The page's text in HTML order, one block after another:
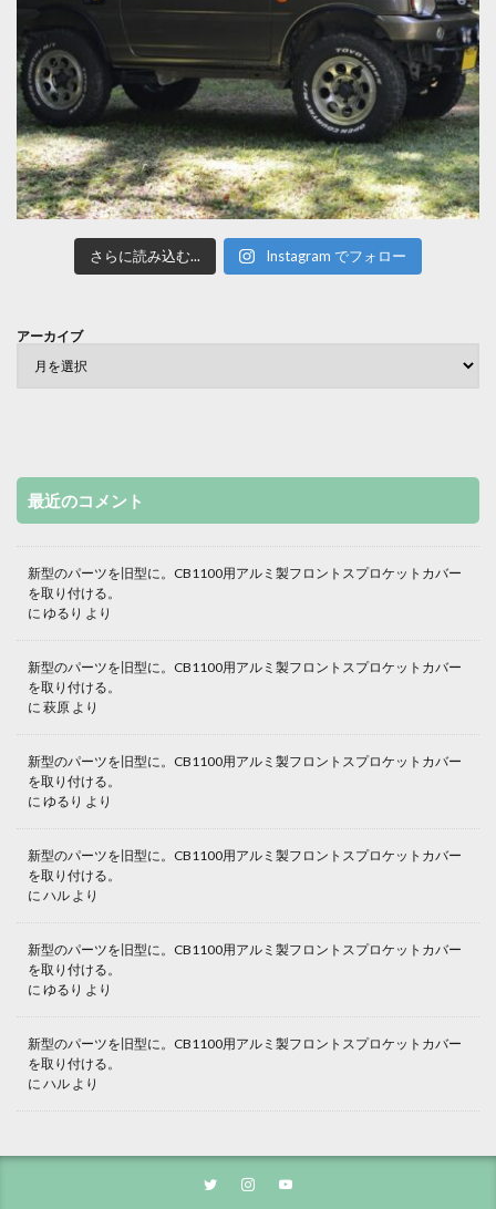
さらに読み込む... Instagram でフォロー
アーカイブ
最近のコメント
新型のパーツを旧型に。CB1100用アルミ製フロントスプロケットカバー
を取り付ける。
に ゆるり より
新型のパーツを旧型に。CB1100用アルミ製フロントスプロケットカバー
を取り付ける。
に 萩原 より
新型のパーツを旧型に。CB1100用アルミ製フロントスプロケットカバー
を取り付ける。
に ゆるり より
新型のパーツを旧型に。CB1100用アルミ製フロントスプロケットカバー
を取り付ける。
に ハル より
新型のパーツを旧型に。CB1100用アルミ製フロントスプロケットカバー
を取り付ける。
に ゆるり より
新型のパーツを旧型に。CB1100用アルミ製フロントスプロケットカバー
を取り付ける。
に ハル より